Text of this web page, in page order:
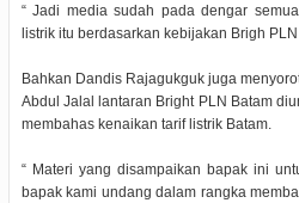
“ Jadi media sudah pada dengar
listrik itu berdasarkan kebijakan Brigh
Bahkan Dandis Rajagukguk juga
Abdul Jalal lantaran Bright PLN Batam
membahas kenaikan tarif listrik Batam.
“ Materi yang disampaikan bapak ini
bapak kami undang dalam rangka